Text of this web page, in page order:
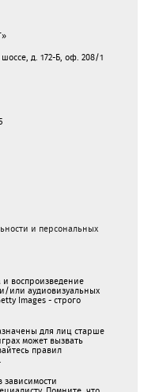
д. 172-Б, оф. 208/1
и персональных
воспроизведение
или аудиовизуальных
Images - строго
для лиц старше
может вызвать
правил